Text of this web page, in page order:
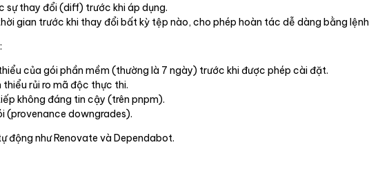
sự thay đổi (diff) trước khi áp dụng.
gian trước khi thay đổi bất kỳ tệp nào, cho phép hoàn tác dễ dàng bằng lệnh
của gói phần mềm (thường là 7 ngày) trước khi được phép cài đặt.
rủi ro mã độc thực thi.
không đáng tin cậy (trên pnpm).
(provenance downgrades).
động như Renovate và Dependabot.